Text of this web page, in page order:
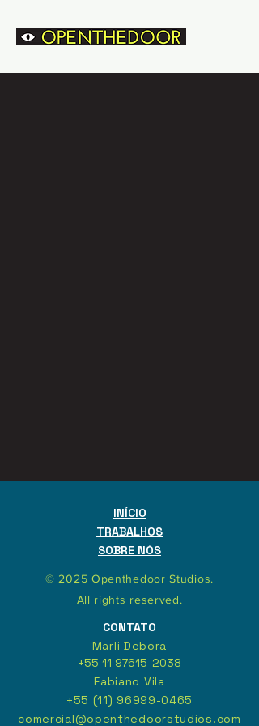
INÍCIO
TRABALHOS
SOBRE NÓS
© 2025 Openthedoor Studios.
All rights reserved.
CONTATO
Marli Debora
+55 11 97615-2038
Fabiano Vila
+55 (11) 96999-0465
comercial@openthedoorstudios.com